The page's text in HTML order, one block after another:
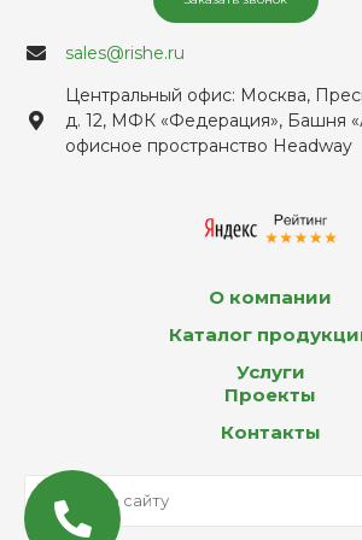
sales@rishe.ru
Центральный офис: Москва,
д. 12, МФК «Федерация», Башня
офисное пространство Headway
О компании
Каталог
Услуги
Проекты
Контакты